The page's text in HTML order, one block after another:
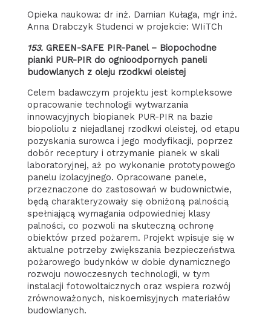
Opieka naukowa: dr inż. Damian Kułaga, mgr inż.
Anna Drabczyk Studenci w projekcie: WIiTCh
153. GREEN-SAFE PIR-Panel – Biopochodne
pianki PUR-PIR do ognioodpornych paneli
budowlanych z oleju rzodkwi oleistej
Celem badawczym projektu jest kompleksowe
opracowanie technologii wytwarzania
innowacyjnych biopianek PUR-PIR na bazie
biopoliolu z niejadlanej rzodkwi oleistej, od etapu
pozyskania surowca i jego modyfikacji, poprzez
dobór receptury i otrzymanie pianek w skali
laboratoryjnej, aż po wykonanie prototypowego
panelu izolacyjnego. Opracowane panele,
przeznaczone do zastosowań w budownictwie,
będą charakteryzowały się obniżoną palnością
spełniającą wymagania odpowiedniej klasy
palności, co pozwoli na skuteczną ochronę
obiektów przed pożarem. Projekt wpisuje się w
aktualne potrzeby zwiększania bezpieczeństwa
pożarowego budynków w dobie dynamicznego
rozwoju nowoczesnych technologii, w tym
instalacji fotowoltaicznych oraz wspiera rozwój
zrównoważonych, niskoemisyjnych materiałów
budowlanych.